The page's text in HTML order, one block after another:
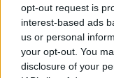
opt-out request is
interest-based ads
us or personal
your opt-out. You
disclosure of your